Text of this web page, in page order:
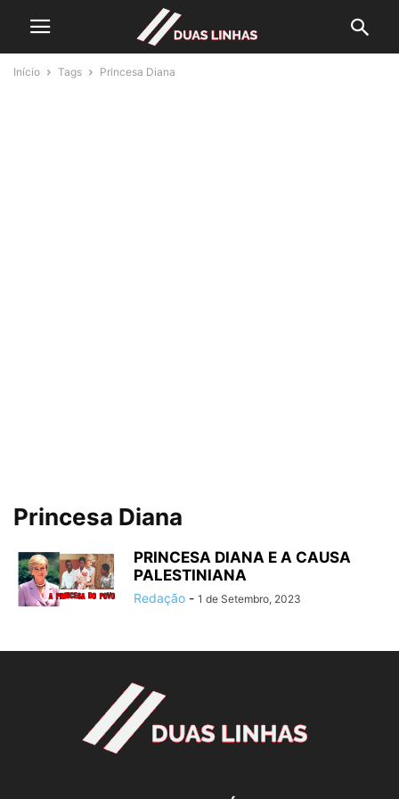
Início Tags Princesa Diana
Princesa Diana
PRINCESA DIANA E A CAUSA
PALESTINIANA
Redação - 1 de Setembro, 2023